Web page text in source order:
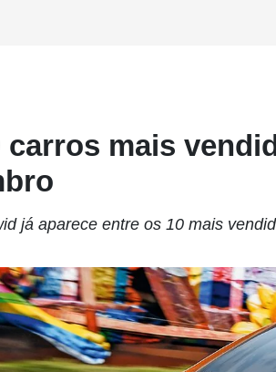
carros mais
já aparece entre os 10 mais